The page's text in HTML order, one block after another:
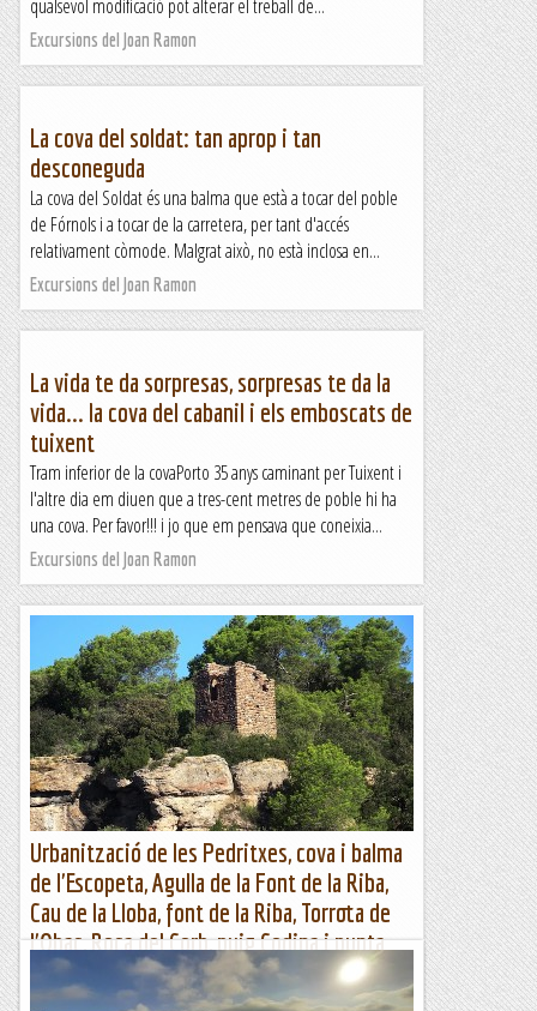
qualsevol modificació pot alterar el treball de...
Excursions del Joan Ramon
La cova del soldat: tan aprop i tan
desconeguda
La cova del Soldat és una balma que està a tocar del poble
de Fórnols i a tocar de la carretera, per tant d'accés
relativament còmode. Malgrat això, no està inclosa en...
Excursions del Joan Ramon
La vida te da sorpresas, sorpresas te da la
vida... la cova del cabanil i els emboscats de
tuixent
Tram inferior de la covaPorto 35 anys caminant per Tuixent i
l'altre dia em diuen que a tres-cent metres de poble hi ha
una cova. Per favor!!! i jo que em pensava que coneixia...
Excursions del Joan Ramon
Urbanització de les Pedritxes, cova i balma
de l'Escopeta, Agulla de la Font de la Riba,
Cau de la Lloba, font de la Riba, Torrota de
l'Obac, Roca del Corb, puig Codina i punta
dels Caus Cremats
Urb. Pedritxes, cova Escopeta, Agulla Font de la Riba, Cau de